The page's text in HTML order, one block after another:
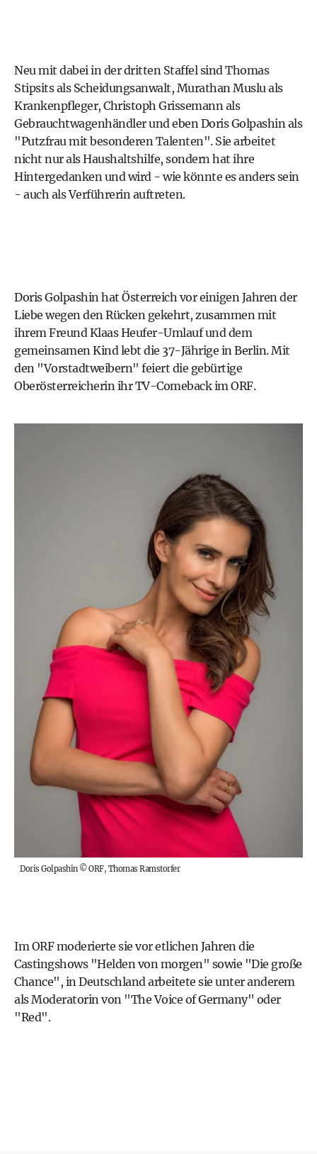
Neu mit dabei in der dritten Staffel sind Thomas
Stipsits als Scheidungsanwalt, Murathan Muslu als
Krankenpfleger, Christoph Grissemann als
Gebrauchtwagenhändler und eben Doris Golpashin als
"Putzfrau mit besonderen Talenten". Sie arbeitet
nicht nur als Haushaltshilfe, sondern hat ihre
Hintergedanken und wird - wie könnte es anders sein
- auch als Verführerin auftreten.
Doris Golpashin hat Österreich vor einigen Jahren der
Liebe wegen den Rücken gekehrt, zusammen mit
ihrem Freund Klaas Heufer-Umlauf und dem
gemeinsamen Kind lebt die 37-Jährige in Berlin. Mit
den "Vorstadtweibern" feiert die gebürtige
Oberösterreicherin ihr TV-Comeback im ORF.
Doris Golpashin©ORF, Thomas Ramstorfer
Im ORF moderierte sie vor etlichen Jahren die
Castingshows "Helden von morgen" sowie "Die große
Chance", in Deutschland arbeitete sie unter anderem
als Moderatorin von "The Voice of Germany" oder
"Red".